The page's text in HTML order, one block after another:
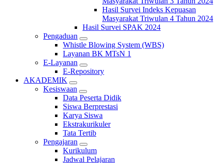
Hasil Survei Indeks Kepuasan
Masyarakat Triwulan 4 Tahun 2024
Hasil Survei SPAK 2024
Pengaduan
Whistle Blowing System (WBS)
Layanan BK MTsN 1
E-Layanan
E-Repository
AKADEMIK
Kesiswaan
Data Peserta Didik
Siswa Berprestasi
Karya Siswa
Ekstrakurikuler
Tata Tertib
Pengajaran
Kurikulum
Jadwal Pelajaran